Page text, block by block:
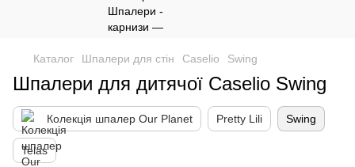
Каталог Шпалери для стін Caselio Swing
Шпалери для дитячої Caselio Swing
Колекція шпалер Our Planet Pretty Lili Swing
Telas